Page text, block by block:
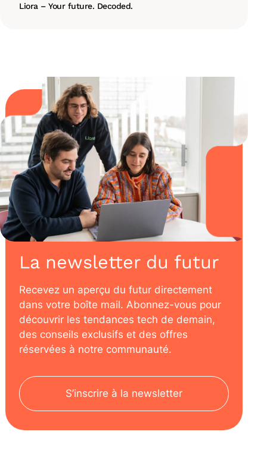
Liora – Your future. Decoded.
La newsletter du futur
Recevez un aperçu du futur directement
dans votre boîte mail. Abonnez-vous pour
découvrir les tendances tech de demain,
des conseils exclusifs et des offres
réservées à notre communauté.
S’inscrire à la newsletter